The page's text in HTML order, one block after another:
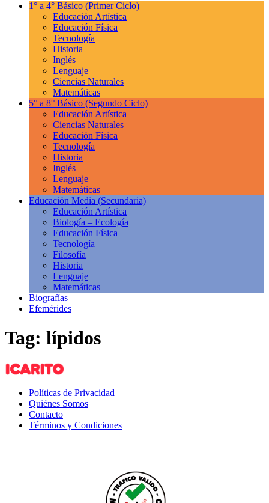
1° a 4° Básico (Primer Ciclo)
Educación Artística
Educación Física
Tecnología
Historia
Inglés
Lenguaje
Ciencias Naturales
Matemáticas
5° a 8° Básico (Segundo Ciclo)
Educación Artística
Ciencias Naturales
Educación Física
Tecnología
Historia
Inglés
Lenguaje
Matemáticas
Educación Media (Secundaria)
Educación Artística
Biología – Ecología
Educación Física
Tecnología
Filosofía
Historia
Lenguaje
Matemáticas
Biografías
Efemérides
Tag: lípidos
Políticas de Privacidad
Quiénes Somos
Contacto
Términos y Condiciones